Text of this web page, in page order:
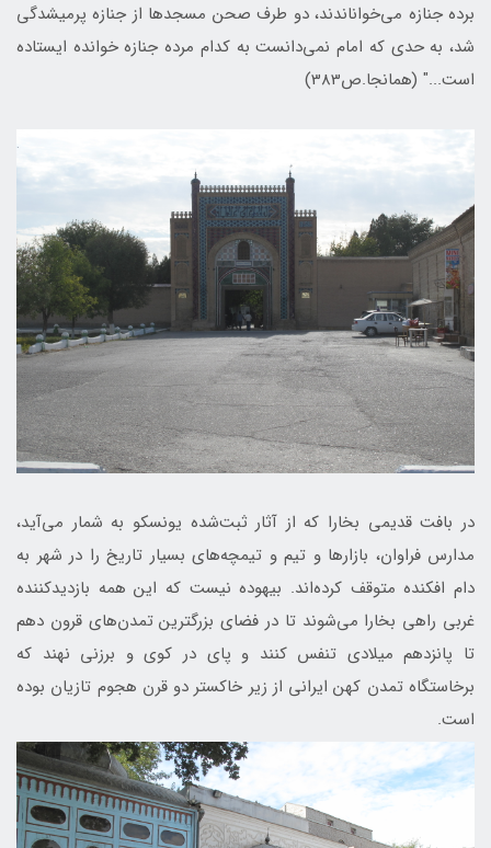
برده جنازه می‌خواناندند، دو طرف صحن مسجدها از جنازه پرمیشدگی
شد، به حدی که امام نمی‌دانست به کدام مرده جنازه خوانده ایستاده
است..." (همانجا.ص383)
در بافت قدیمی بخارا که از آثار ثبت‌شده یونسکو به شمار می‌آید،
مدارس فراوان، بازارها و تیم و تیمچه‌های بسیار تاریخ را در شهر به
دام افکنده متوقف کرده‌اند. بیهوده نیست که این همه بازدیدکننده
غربی راهی بخارا می‌شوند تا در فضای بزرگترین تمدن‌های قرون دهم
تا پانزدهم میلادی تنفس کنند و پای در کوی و برزنی نهند که
برخاستگاه تمدن کهن ایرانی از زیر خاکستر دو قرن هجوم تازیان بوده
است.